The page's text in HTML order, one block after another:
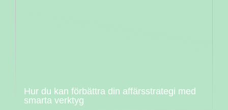
Hur du kan förbättra din affärsstrategi med
smarta verktyg